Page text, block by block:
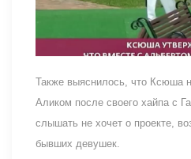
Также выяснилось, что Ксюша
Аликом после своего хайпа с
слышать не хочет о проекте,
бывших девушек.